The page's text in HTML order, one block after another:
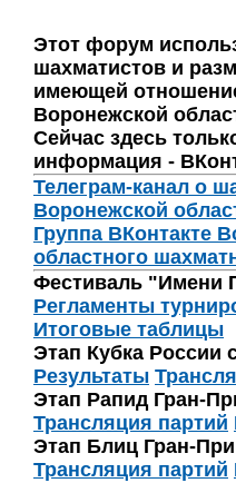
Этот форум
шахматистов и
имеющей
Воронежской
Сейчас здесь
информация -
Телеграм-канал о
Воронежской
Группа ВКонтакте
областного
Фестиваль "Имени
Регламенты
Итоговые таблицы
Этап Кубка России
Результаты
Этап Рапид Гран-
Трансляция партий
Этап Блиц Гран-
Трансляция партий